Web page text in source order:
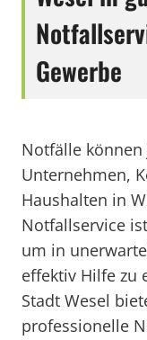
Gewerbe
Notfälle
Unternehmen,
Haushalten in
Notfallservice
um in
effektiv Hilfe zu
Stadt Wesel
professionelle